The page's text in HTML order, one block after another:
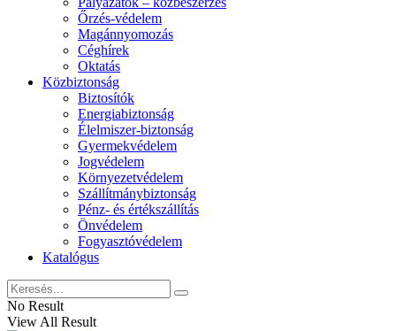
Őrzés-védelem
Magánnyomozás
Céghírek
Oktatás
Közbiztonság
Biztosítók
Energiabiztonság
Élelmiszer-biztonság
Gyermekvédelem
Jogvédelem
Környezetvédelem
Szállítmánybiztonság
Pénz- és értékszállítás
Önvédelem
Fogyasztóvédelem
Katalógus
No Result
View All Result